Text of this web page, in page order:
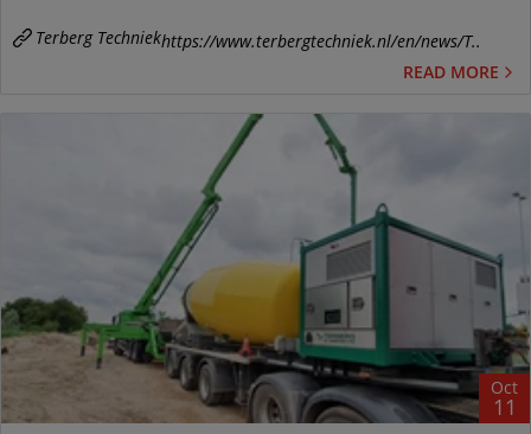
Terberg Techniekhttps://www.terbergtechniek.nl/en/news/T..
READ MORE
Oct
11